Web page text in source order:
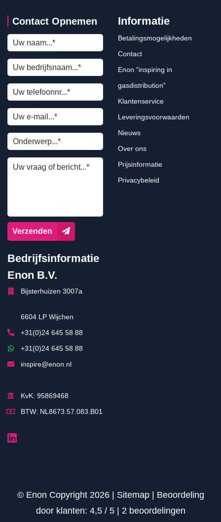
Contact Opnemen
Verzenden
Informatie
Betalingsmogelijkheden
Contact
Enon “inspiring in
gasdistribution”
Klantenservice
Leveringsvoorwaarden
Nieuws
Over ons
Prijsinformatie
Privacybeleid
Bedrijfsinformatie
Enon B.V.
Bijsterhuizen 3007a
6604 LP Wijchen
+31(0)24 645 58 88
+31(0)24 645 58 88
inspire@enon.nl
KvK: 95869468
BTW: NL8673.57.083.B01
© Enon Copyright 2026 | Sitemap| Beoordeling
door klanten: 4,5/ 5| 2beoordelingen